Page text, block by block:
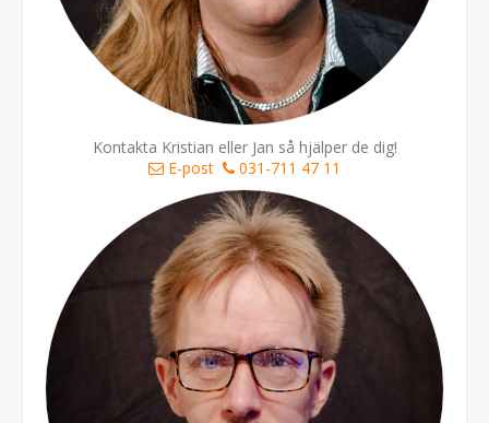
Kontakta Kristian eller Jan så hjälper de dig!
E-post
031-711 47 11